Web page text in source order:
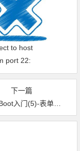
to host
port 22:
timed out fatal: xxx
下一篇
入门(5)-表单验证